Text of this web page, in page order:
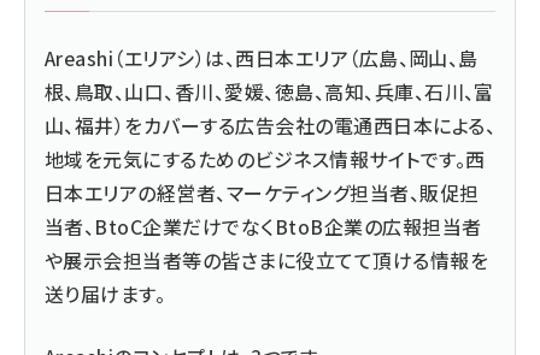
Areashi（エリアシ）は、西日本エリア（広島、岡山、島
根、鳥取、山口、香川、愛媛、徳島、高知、兵庫、石川、富
山、福井）をカバーする広告会社の電通西日本による、
地域を元気にするためのビジネス情報サイトです。西
日本エリアの経営者、マーケティング担当者、販促担
当者、BtoC企業だけでなくBtoB企業の広報担当者
や展示会担当者等の皆さまに役立てて頂ける情報を
送り届けます。